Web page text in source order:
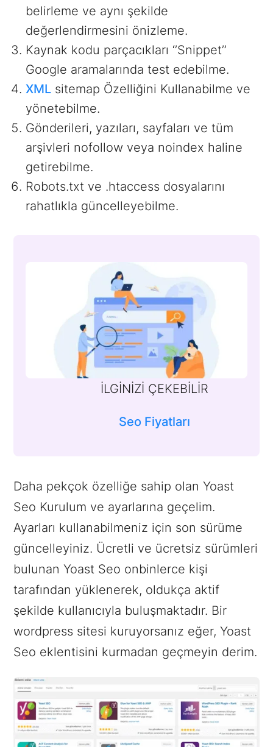
belirleme ve aynı şekilde
değerlendirmesini önizleme.
Kaynak kodu parçacıkları ‘’Snippet’’
Google aramalarında test edebilme.
XML sitemap Özelliğini Kullanabilme ve
yönetebilme.
Gönderileri, yazıları, sayfaları ve tüm
arşivleri nofollow veya noindex haline
getirebilme.
Robots.txt ve .htaccess dosyalarını
rahatlıkla güncelleyebilme.
İLGİNİZİ ÇEKEBİLİR
Seo Fiyatları
Daha pekçok özelliğe sahip olan Yoast
Seo Kurulum ve ayarlarına geçelim.
Ayarları kullanabilmeniz için son sürüme
güncelleyiniz. Ücretli ve ücretsiz sürümleri
bulunan Yoast Seo onbinlerce kişi
tarafından yüklenerek, oldukça aktif
şekilde kullanıcıyla buluşmaktadır. Bir
wordpress sitesi kuruyorsanız eğer, Yoast
Seo eklentisini kurmadan geçmeyin derim.